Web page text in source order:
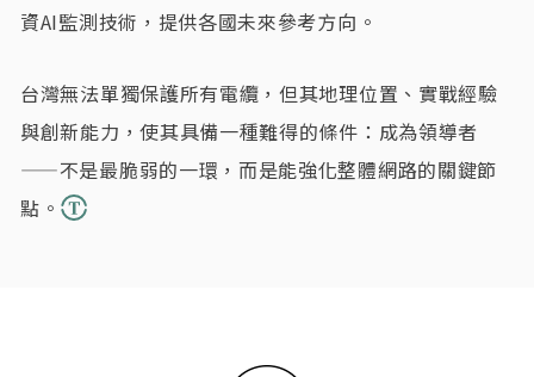
資AI監測技術，提供各國未來參考方向。
台灣無法單獨保護所有電纜，但其地理位置、實戰經驗
與創新能力，使其具備一種難得的條件：成為領導者
——不是最脆弱的一環，而是能強化整體網路的關鍵節
點。